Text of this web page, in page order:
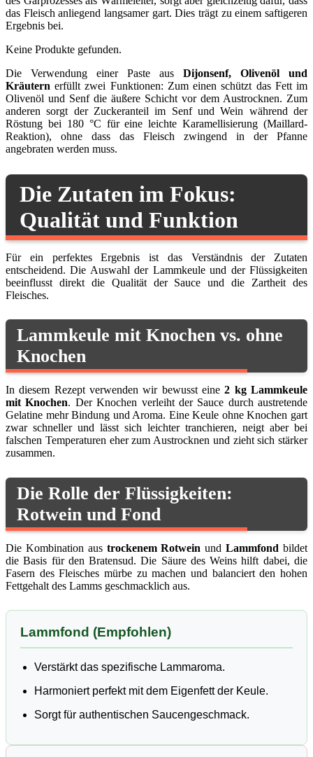
das Fleisch anliegend langsamer gart. Dies trägt zu einem saftigeren
Ergebnis bei.
Keine Produkte gefunden.
Die Verwendung einer Paste aus Dijonsenf, Olivenöl und
Kräutern erfüllt zwei Funktionen: Zum einen schützt das Fett im
Olivenöl und Senf die äußere Schicht vor dem Austrocknen. Zum
anderen sorgt der Zuckeranteil im Senf und Wein während der
Röstung bei 180 °C für eine leichte Karamellisierung (Maillard-
Reaktion), ohne dass das Fleisch zwingend in der Pfanne
angebraten werden muss.
Die Zutaten im Fokus:
Qualität und Funktion
Für ein perfektes Ergebnis ist das Verständnis der Zutaten
entscheidend. Die Auswahl der Lammkeule und der Flüssigkeiten
beeinflusst direkt die Qualität der Sauce und die Zartheit des
Fleisches.
Lammkeule mit Knochen vs. ohne
Knochen
In diesem Rezept verwenden wir bewusst eine2 kg Lammkeule
mit Knochen. Der Knochen verleiht der Sauce durch austretende
Gelatine mehr Bindung und Aroma. Eine Keule ohne Knochen gart
zwar schneller und lässt sich leichter tranchieren, neigt aber bei
falschen Temperaturen eher zum Austrocknen und zieht sich stärker
zusammen.
Die Rolle der Flüssigkeiten:
Rotwein und Fond
Die Kombination aus trockenem Rotwein undLammfond bildet
die Basis für den Bratensud. Die Säure des Weins hilft dabei, die
Fasern des Fleisches mürbe zu machen und balanciert den hohen
Fettgehalt des Lamms geschmacklich aus.
Lammfond (Empfohlen)
Verstärkt das spezifische Lammaroma.
Harmoniert perfekt mit dem Eigenfett der Keule.
Sorgt für authentischen Saucengeschmack.